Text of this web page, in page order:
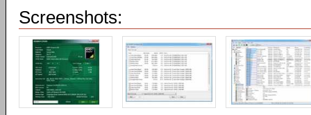
Screenshots: